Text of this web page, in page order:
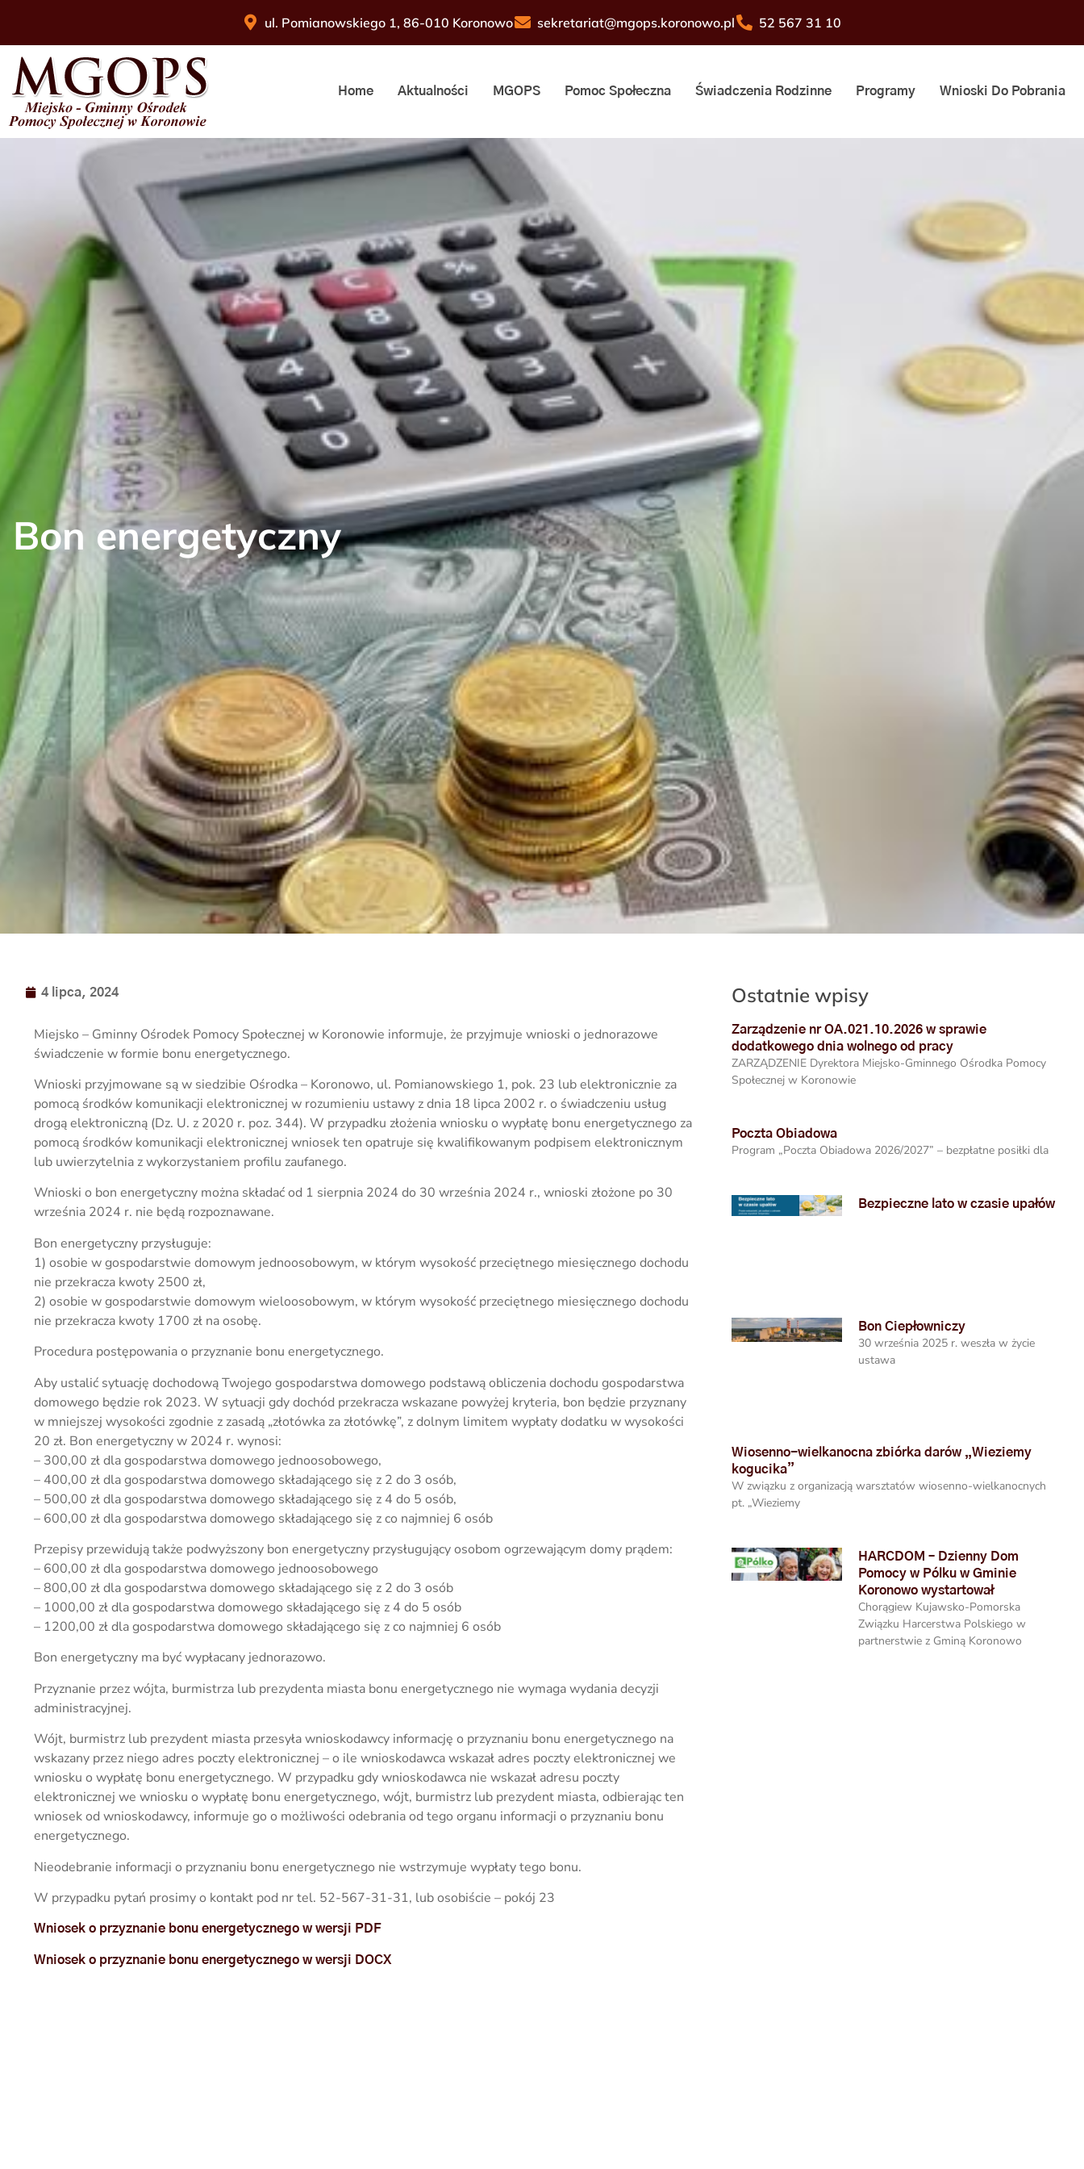
ul. Pomianowskiego 1, 86-010 Koronowo sekretariat@mgops.koronowo.pl 52 567 31 10
Home Aktualności MGOPS Pomoc Społeczna Świadczenia Rodzinne Programy Wnioski Do Pobrania
Bon energetyczny
4 lipca, 2024
Miejsko – Gminny Ośrodek Pomocy Społecznej w Koronowie informuje, że przyjmuje wnioski o jednorazowe
świadczenie w formie bonu energetycznego.
Wnioski przyjmowane są w siedzibie Ośrodka – Koronowo, ul. Pomianowskiego 1, pok. 23 lub elektronicznie za
pomocą środków komunikacji elektronicznej w rozumieniu ustawy z dnia 18 lipca 2002 r. o świadczeniu usług
drogą elektroniczną (Dz. U. z 2020 r. poz. 344). W przypadku złożenia wniosku o wypłatę bonu energetycznego za
pomocą środków komunikacji elektronicznej wniosek ten opatruje się kwalifikowanym podpisem elektronicznym
lub uwierzytelnia z wykorzystaniem profilu zaufanego.
Wnioski o bon energetyczny można składać od 1 sierpnia 2024 do 30 września 2024 r., wnioski złożone po 30
września 2024 r. nie będą rozpoznawane.
Bon energetyczny przysługuje:
1) osobie w gospodarstwie domowym jednoosobowym, w którym wysokość przeciętnego miesięcznego dochodu
nie przekracza kwoty 2500 zł,
2) osobie w gospodarstwie domowym wieloosobowym, w którym wysokość przeciętnego miesięcznego dochodu
nie przekracza kwoty 1700 zł na osobę.
Procedura postępowania o przyznanie bonu energetycznego.
Aby ustalić sytuację dochodową Twojego gospodarstwa domowego podstawą obliczenia dochodu gospodarstwa
domowego będzie rok 2023. W sytuacji gdy dochód przekracza wskazane powyżej kryteria, bon będzie przyznany
w mniejszej wysokości zgodnie z zasadą „złotówka za złotówkę”, z dolnym limitem wypłaty dodatku w wysokości
20 zł. Bon energetyczny w 2024 r. wynosi:
– 300,00 zł dla gospodarstwa domowego jednoosobowego,
– 400,00 zł dla gospodarstwa domowego składającego się z 2 do 3 osób,
– 500,00 zł dla gospodarstwa domowego składającego się z 4 do 5 osób,
– 600,00 zł dla gospodarstwa domowego składającego się z co najmniej 6 osób
Przepisy przewidują także podwyższony bon energetyczny przysługujący osobom ogrzewającym domy prądem:
– 600,00 zł dla gospodarstwa domowego jednoosobowego
– 800,00 zł dla gospodarstwa domowego składającego się z 2 do 3 osób
– 1000,00 zł dla gospodarstwa domowego składającego się z 4 do 5 osób
– 1200,00 zł dla gospodarstwa domowego składającego się z co najmniej 6 osób
Bon energetyczny ma być wypłacany jednorazowo.
Przyznanie przez wójta, burmistrza lub prezydenta miasta bonu energetycznego nie wymaga wydania decyzji
administracyjnej.
Wójt, burmistrz lub prezydent miasta przesyła wnioskodawcy informację o przyznaniu bonu energetycznego na
wskazany przez niego adres poczty elektronicznej – o ile wnioskodawca wskazał adres poczty elektronicznej we
wniosku o wypłatę bonu energetycznego. W przypadku gdy wnioskodawca nie wskazał adresu poczty
elektronicznej we wniosku o wypłatę bonu energetycznego, wójt, burmistrz lub prezydent miasta, odbierając ten
wniosek od wnioskodawcy, informuje go o możliwości odebrania od tego organu informacji o przyznaniu bonu
energetycznego.
Nieodebranie informacji o przyznaniu bonu energetycznego nie wstrzymuje wypłaty tego bonu.
W przypadku pytań prosimy o kontakt pod nr tel. 52-567-31-31, lub osobiście – pokój 23
Wniosek o przyznanie bonu energetycznego w wersji PDF
Wniosek o przyznanie bonu energetycznego w wersji DOCX
Ostatnie wpisy
Zarządzenie nr OA.021.10.2026 w sprawie
dodatkowego dnia wolnego od pracy
ZARZĄDZENIE Dyrektora Miejsko-Gminnego Ośrodka Pomocy
Społecznej w Koronowie
Poczta Obiadowa
Program „Poczta Obiadowa 2026/2027” – bezpłatne posiłki dla
Bezpieczne lato w czasie upałów
Bon Ciepłowniczy
30 września 2025 r. weszła w życie
ustawa
Wiosenno-wielkanocna zbiórka darów „Wieziemy
kogucika”
W związku z organizacją warsztatów wiosenno-wielkanocnych
pt. „Wieziemy
HARCDOM – Dzienny Dom
Pomocy w Pólku w Gminie
Koronowo wystartował
Chorągiew Kujawsko-Pomorska
Związku Harcerstwa Polskiego w
partnerstwie z Gminą Koronowo